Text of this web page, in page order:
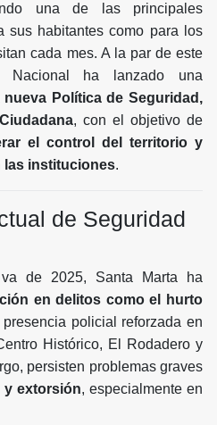
una de las principales
sus habitantes como para los
cada mes. A la par de este
Nacional ha lanzado una
nueva Política de Seguridad,
, con el objetivo de
el control del territorio y
las instituciones.
de Seguridad
de 2025, Santa Marta ha
en delitos como el hurto
policial reforzada en
Histórico, El Rodadero y
persisten problemas graves
y extorsión, especialmente en